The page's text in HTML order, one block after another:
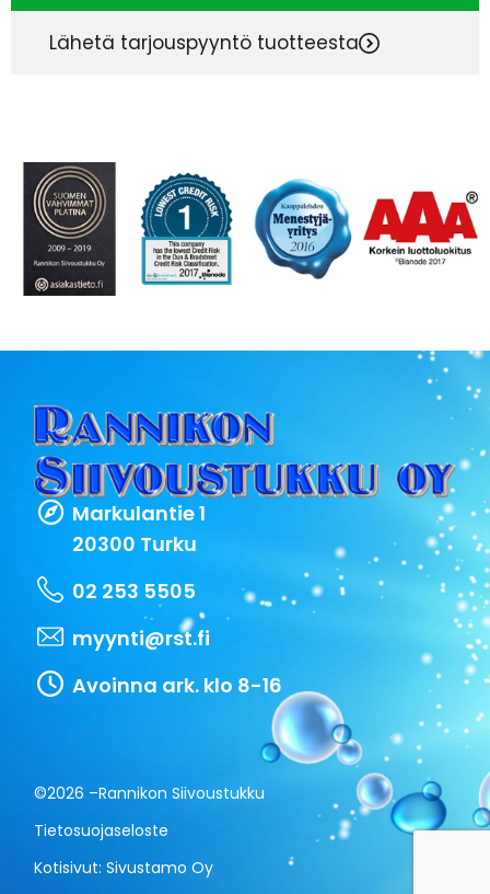
Lähetä tarjouspyyntö tuotteesta
Markulantie 1
20300 Turku
02 253 5505
myynti@rst.fi
Avoinna ark. klo 8-16
©2026 –Rannikon Siivoustukku
Tietosuojaseloste
Kotisivut:Sivustamo Oy